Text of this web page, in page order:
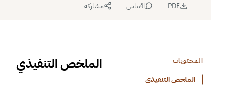
PDF اقتباس مشاركة
المحتويات
الملخص التنفيذي
الملخص التنفيذي